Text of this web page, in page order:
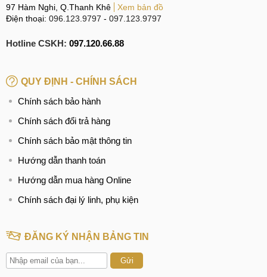
97 Hàm Nghi, Q.Thanh Khê
Xem bản đồ
Điện thoại: 096.123.9797 - 097.123.9797
Hotline CSKH: 097.120.66.88
QUY ĐỊNH - CHÍNH SÁCH
Chính sách bảo hành
Chính sách đổi trả hàng
Chính sách bảo mật thông tin
Hướng dẫn thanh toán
Hướng dẫn mua hàng Online
Chính sách đại lý linh, phụ kiện
ĐĂNG KÝ NHẬN BẢNG TIN
Gửi